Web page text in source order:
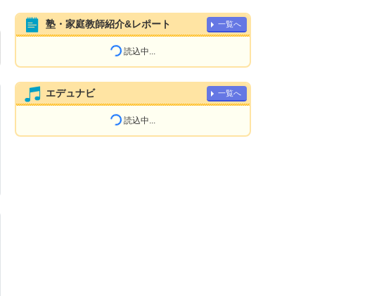
塾・家庭教師紹介&レポート 一覧へ
読込中...
エデュナビ 一覧へ
読込中...